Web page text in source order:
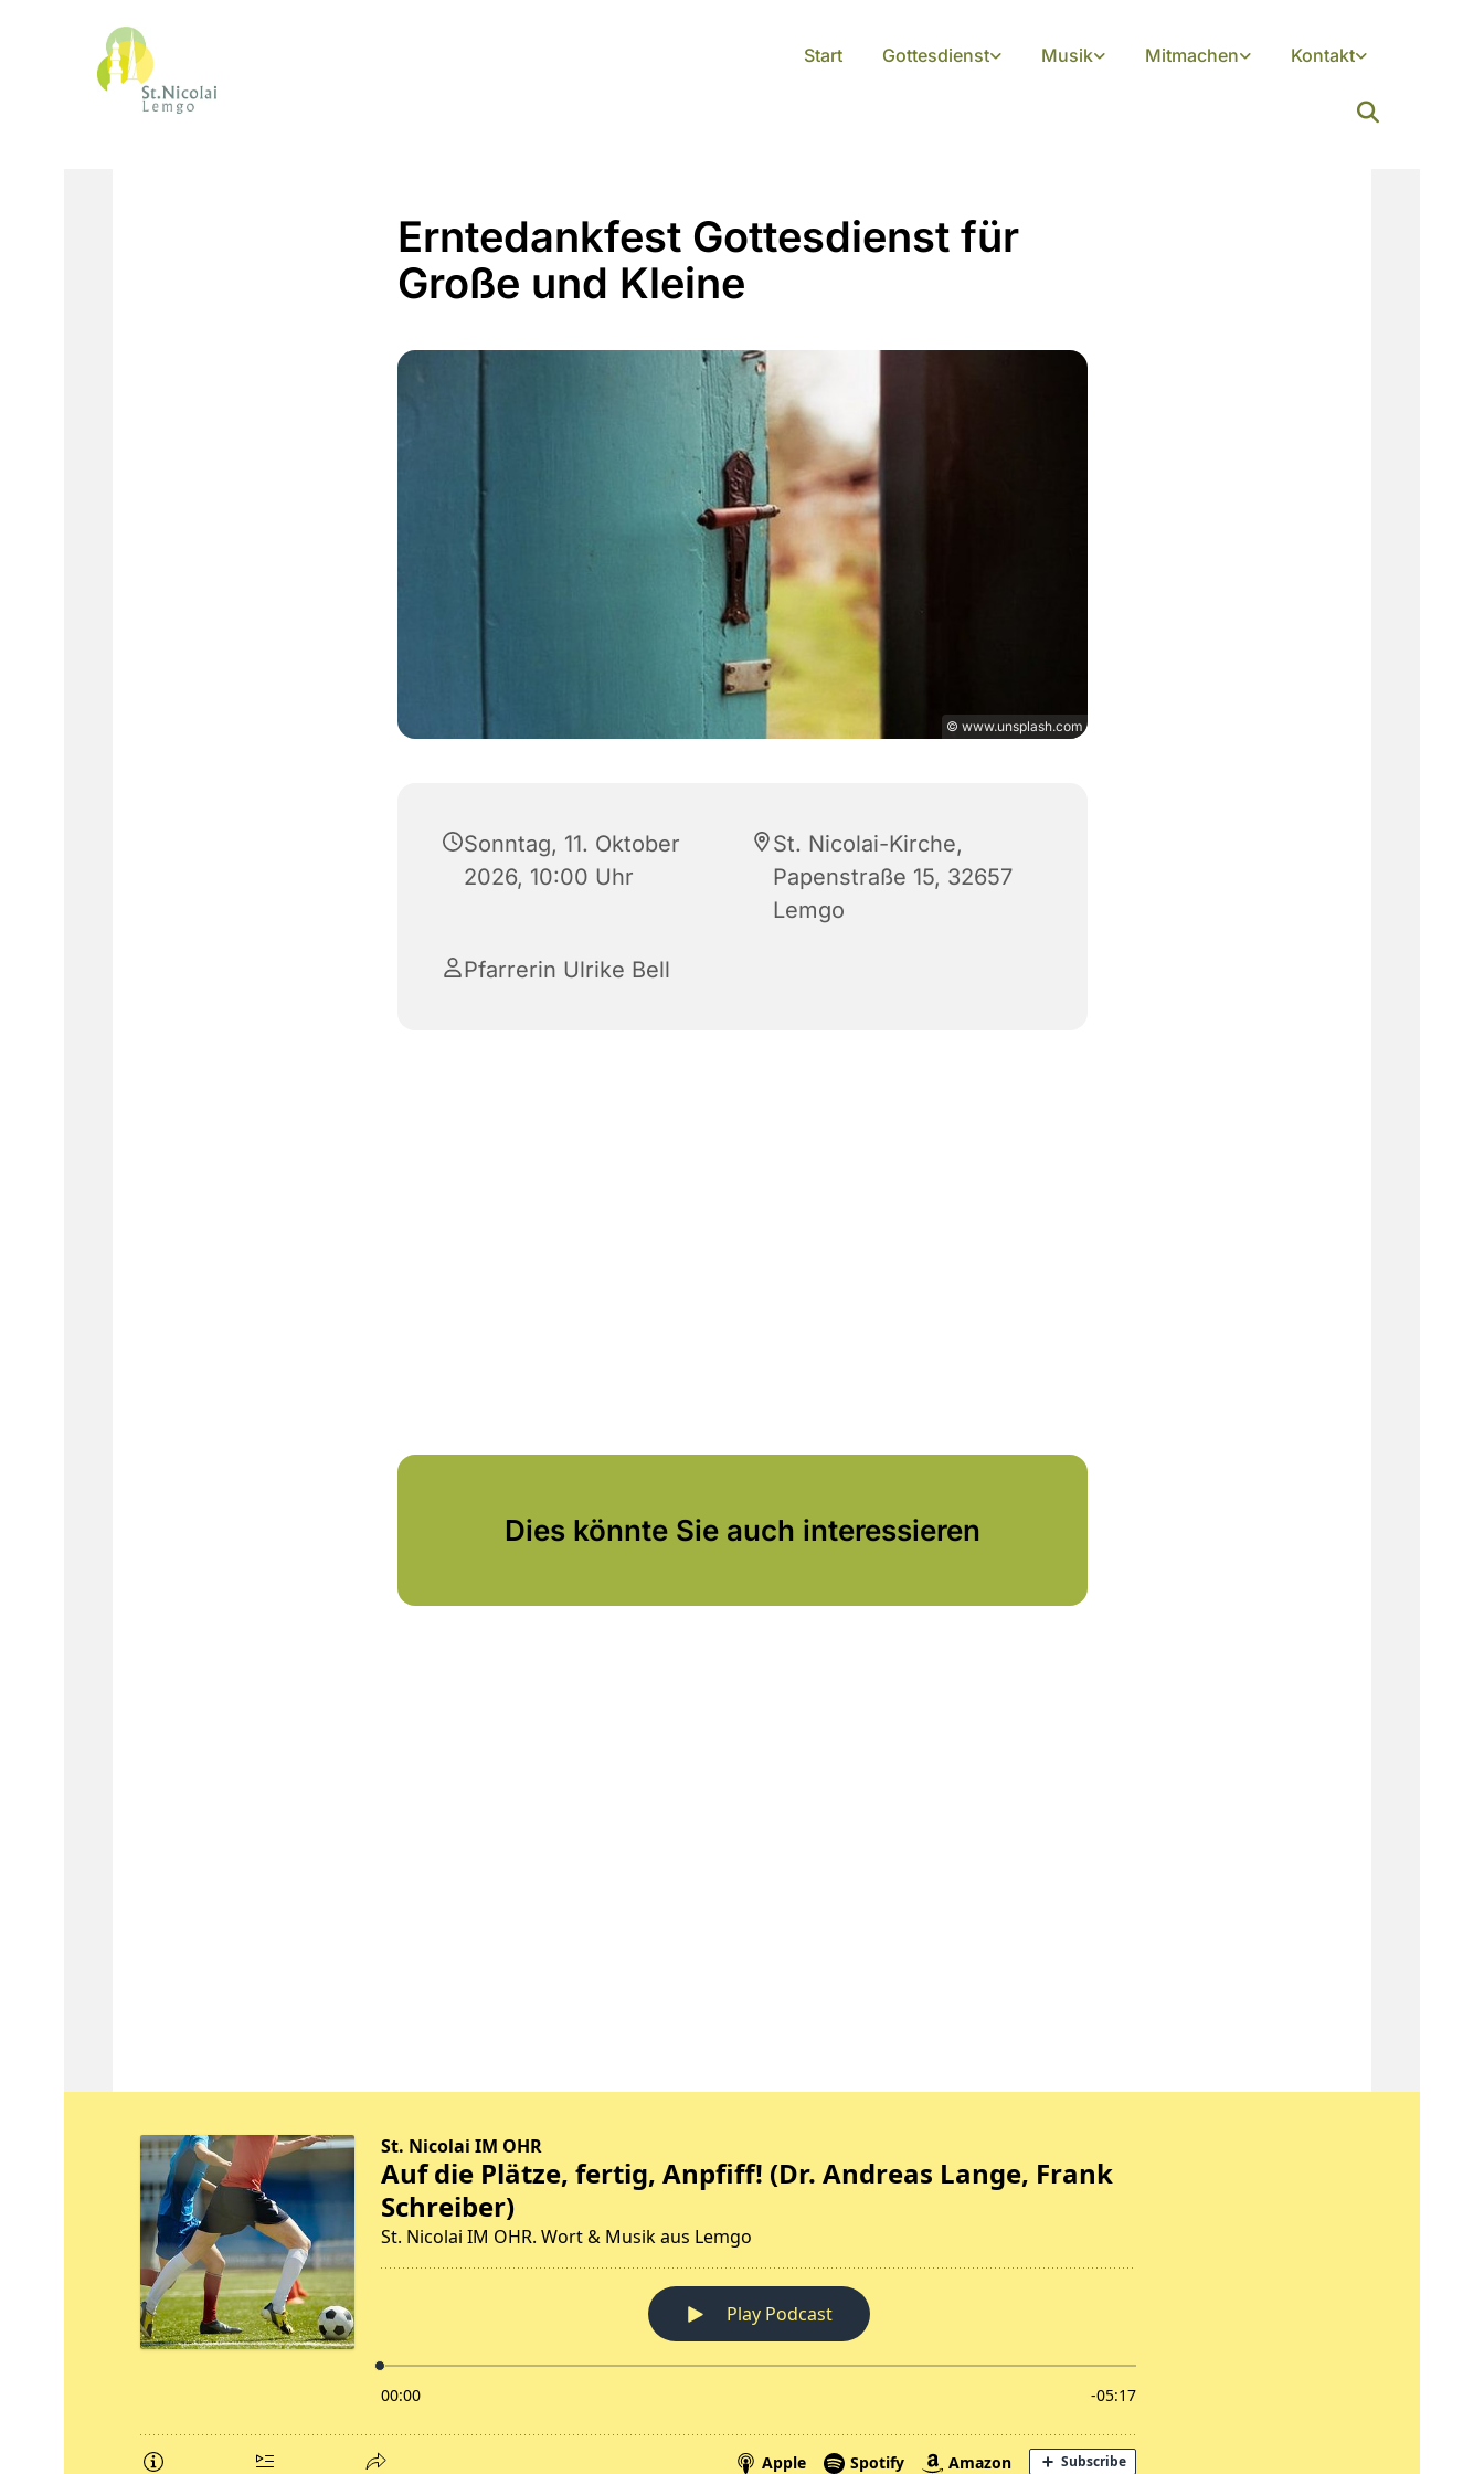
Start Gottesdienst Musik Mitmachen Kontakt
Erntedankfest Gottesdienst für
Große und Kleine
© www.unsplash.com
Sonntag, 11. Oktober
2026, 10:00 Uhr
St. Nicolai-Kirche,
Papenstraße 15, 32657
Lemgo
Pfarrerin Ulrike Bell
Dies könnte Sie auch interessieren